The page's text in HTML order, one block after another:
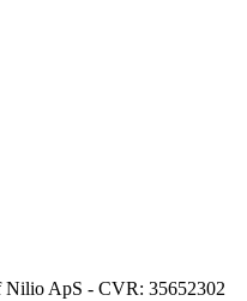
Nilio ApS - CVR: 35652302